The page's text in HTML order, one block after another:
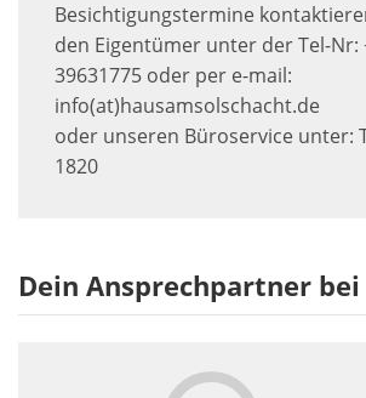
Besichtigungstermine
den Eigentümer unter der Tel-Nr:
39631775 oder per e-mail:
info(at)hausamsolschacht.de
oder unseren Büroservice unter:
1820
Dein Ansprechpartner bei